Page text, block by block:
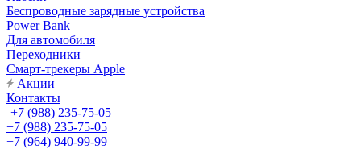
Беспроводные зарядные устройства
Power Bank
Для автомобиля
Переходники
Смарт-трекеры Apple
Акции
Контакты
+7 (988) 235-75-05
+7 (988) 235-75-05
+7 (964) 940-99-99